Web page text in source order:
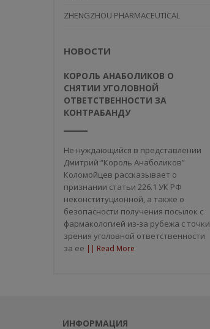
ZHENGZHOU PHARMACEUTICAL
НОВОСТИ
КОРОЛЬ АНАБОЛИКОВ О
СНЯТИИ УГОЛОВНОЙ
ОТВЕТСТВЕННОСТИ ЗА
КОНТРАБАНДУ
Не нуждающийся в представлении
Дмитрий “Король Анаболиков”
Коломойцев рассказывает о
признании статьи 226.1 УК РФ
неконституционной, а также о
безопасности получения посылок с
фармакологией из-за рубежа с точки
зрения уголовной ответственности
за ее || Read More
ИНФОРМАЦИЯ